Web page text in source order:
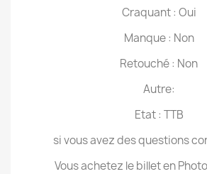
Craquant : Oui
Manque : Non
Retouché : Non
Autre:
Etat : TTB
si vous avez des questions
Vous achetez le billet en